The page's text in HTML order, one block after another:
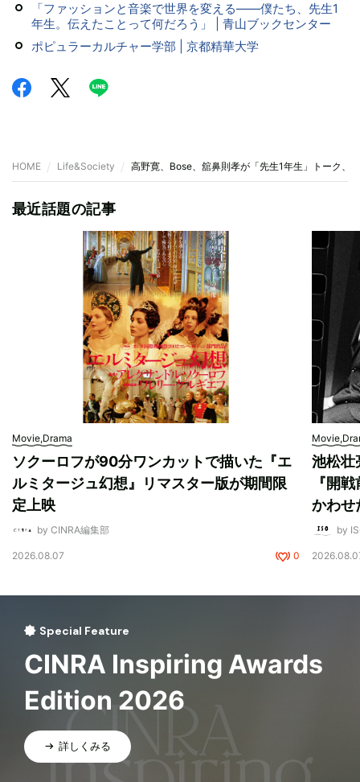
「ファッションと音楽で世界を変える――僕たち、先生1
年生。伝えたことって何だろう」 | 青山ブックセンター
ポピュラーカルチャー学部 | 京都精華大学
HOME Life&Society 高野寛、Bose、舘鼻則孝が「先生1年生」トーク、
最近話題の記事
Movie,Drama
ソクーロフが90分ワンカットで描いた『エ
ルミタージュ幻想』リマスター版が期間限
定上映
by CINRA編集部
2026.08.07 0
池松壮
『開
かわせ
by
Special Feature
CINRA Inspiring Awards
Edition 2026
詳しくみる